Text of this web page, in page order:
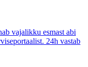
vajalikku esmast abi
24h vastab